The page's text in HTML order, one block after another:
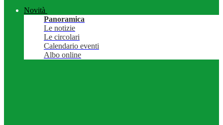
Novità
Panoramica
Le notizie
Le circolari
Calendario eventi
Albo online